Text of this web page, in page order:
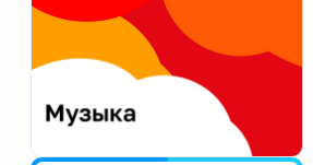
Екатеринбург
Калининград
Калуга